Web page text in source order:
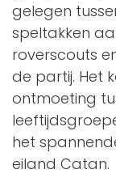
gelegen
speltakken
roverscouts
de partij. Het
ontmoeting
het
eiland Catan.